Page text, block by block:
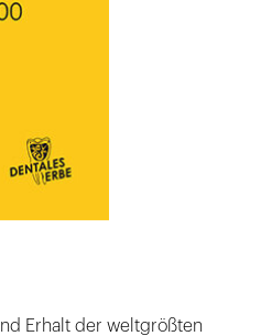
Erhalt der weltgrößten